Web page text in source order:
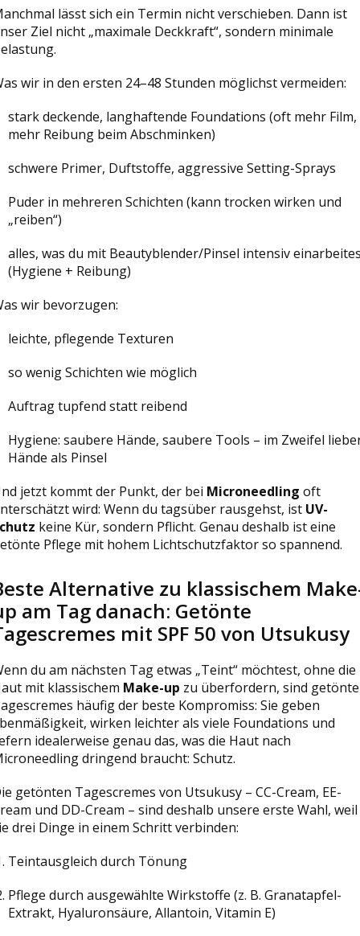
lässt sich ein Termin nicht verschieben. Dann ist
Ziel nicht „maximale Deckkraft“, sondern minimale
wir in den ersten 24–48 Stunden möglichst vermeiden:
stark deckende, langhaftende Foundations (oft mehr Film,
mehr Reibung beim Abschminken)
schwere Primer, Duftstoffe, aggressive Setting-Sprays
Puder in mehreren Schichten (kann trocken wirken und
„reiben“)
alles, was du mit Beautyblender/Pinsel intensiv
(Hygiene + Reibung)
wir bevorzugen:
leichte, pflegende Texturen
so wenig Schichten wie möglich
Auftrag tupfend statt reibend
Hygiene: saubere Hände, saubere Tools – im Zweifel
Hände als Pinsel
jetzt kommt der Punkt, der bei Microneedling oft
wird: Wenn du tagsüber rausgehst, ist UV-
keine Kür, sondern Pflicht. Genau deshalb ist eine
Pflege mit hohem Lichtschutzfaktor so spannend.
Alternative zu klassischem
am Tag danach: Getönte
mit SPF 50 von Utsukusy
du am nächsten Tag etwas „Teint“ möchtest, ohne die
mit klassischem Make-up zu überfordern, sind getönte
häufig der beste Kompromiss: Sie geben
wirken leichter als viele Foundations und
idealerweise genau das, was die Haut nach
dringend braucht: Schutz.
getönten Tagescremes von Utsukusy – CC-Cream, EE-
und DD-Cream – sind deshalb unsere erste Wahl, weil
drei Dinge in einem Schritt verbinden:
Teintausgleich durch Tönung
Pflege durch ausgewählte Wirkstoffe (z. B. Granatapfel-
Extrakt, Hyaluronsäure, Allantoin, Vitamin E)